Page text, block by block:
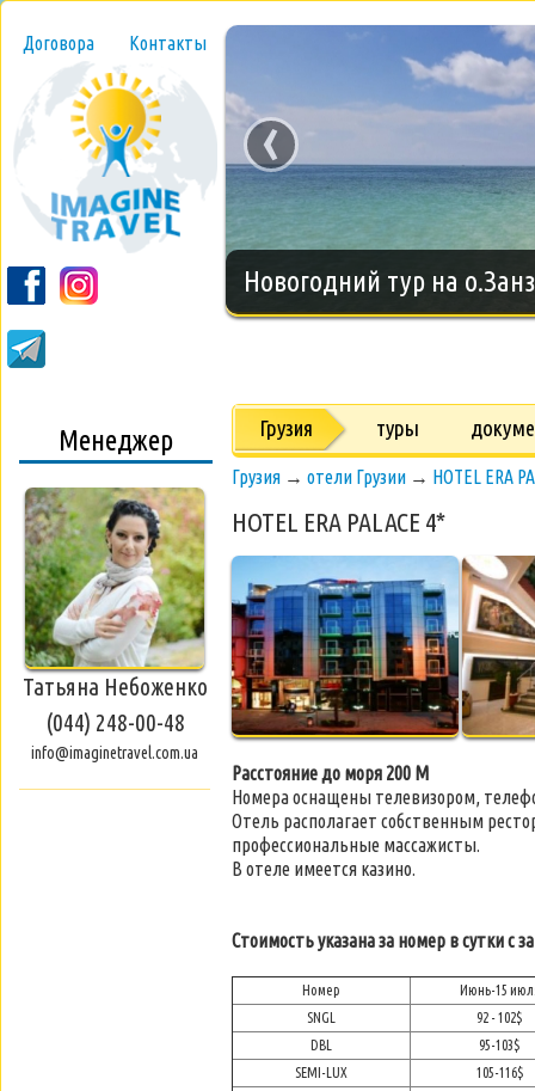
Договора Контакты
Новогодний тур на
‹
Менеджер
Татьяна Небоженко
(044) 248-00-48
info@imaginetravel.com.ua
Грузия туры
Грузия → отели Грузии → HOTEL ERA
HOTEL ERA PALACE 4*
Расстояние до моря 200 M
Номера оснащены телевизором,
Отель располагает собственным
профессиональные массажисты.
В отеле имеется казино.
Стоимость указана за номер в сутки с
Номер
Июнь-15
SNGL
92 - 102$
DBL
95-103$
SEMI-LUX
105-116$